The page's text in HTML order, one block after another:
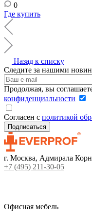
0
Где купить
Назад к списку
Следите за нашими
Продолжая, вы
конфиденциальности
Согласен с политикой
г. Москва, Адмирала
+7 (495) 211-30-05
Офисная мебель